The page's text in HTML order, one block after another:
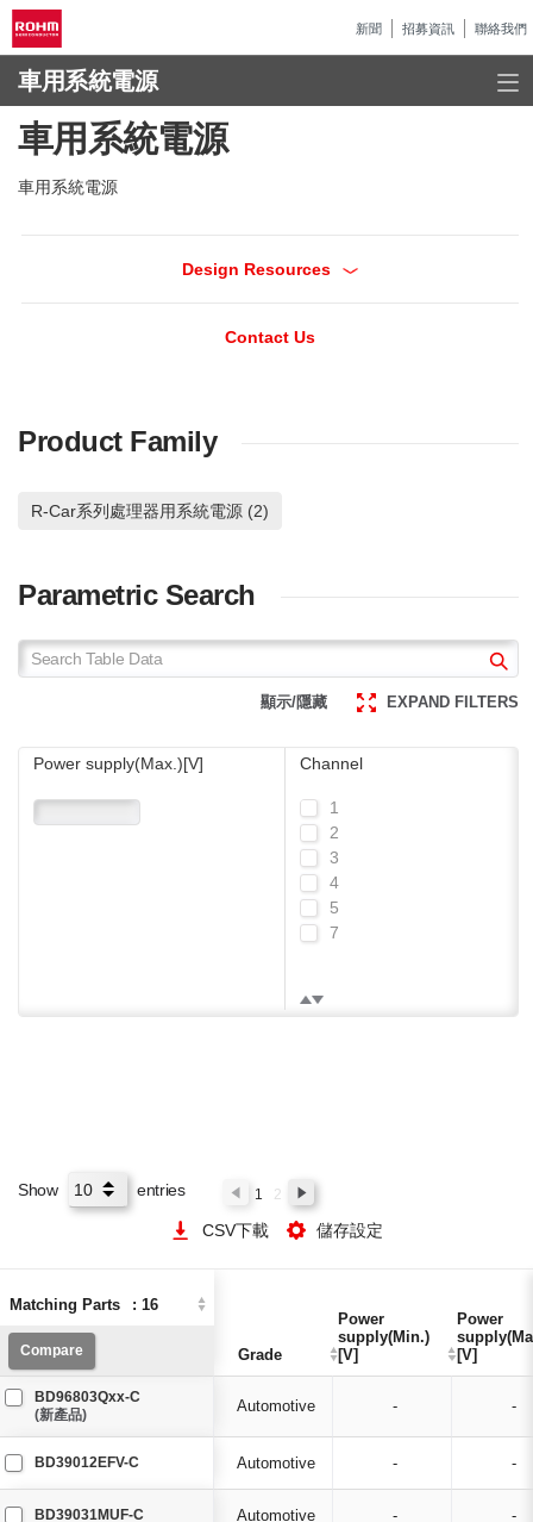
新聞 招募資訊 聯絡我們
車用系統電源
車用系統電源
車用系統電源
Design Resources
Contact Us
Product Family
R-Car系列處理器用系統電源 (2)
Parametric Search
顯示/隱藏 EXPAND FILTERS
Power supply(Max.)[V] Channel
1
2
3
4
5
7
Show entries 1 2
CSV下載 儲存設定
Matching Parts : 16
Compare Grade
Power
supply(Min.)
[V]
Power
[V]
BD96803Qxx-C
(新產品)
Automotive - -
BD39012EFV-C Automotive - -
BD39031MUF-C Automotive - -
Matching Parts : 16
Compare Grade
Power
supply(Min.)
[V]
Power
[V]